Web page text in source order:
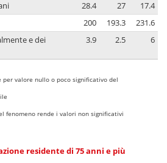
28.4 27
17.4
200 193.3
231.6
e dei
3.9 2.5 6
valore nullo o poco significativo del
fenomeno rende i valori non significativi
residente di 75 anni e più